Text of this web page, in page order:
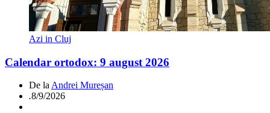
Azi in Cluj
Calendar ortodox: 9 august 2026
De la Andrei Mureșan
.8/9/2026